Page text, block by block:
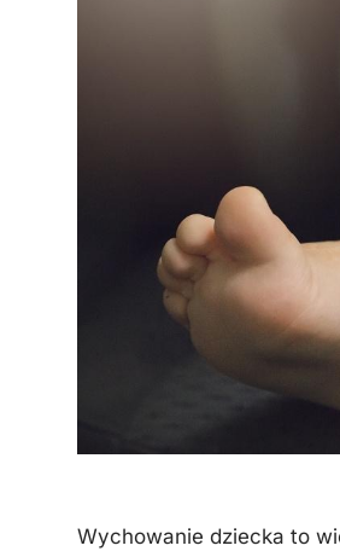
Wychowanie dziecka to